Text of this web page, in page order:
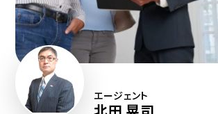
エージェント
北田 晃司